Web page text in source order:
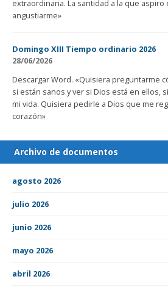
extraordinaria. La santidad a la que
angustiarme»
Domingo XIII Tiempo ordinario 2026
28/06/2026
Descargar Word. «Quisiera preguntarme
si están sanos y ver si Dios está en ellos,
mi vida. Quisiera pedirle a Dios que me
corazón»
Archivo de documentos
agosto 2026
julio 2026
junio 2026
mayo 2026
abril 2026